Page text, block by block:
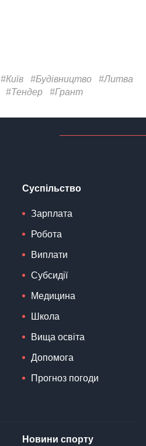
#Київ #Будівництво
#Литва
#Тендер #Грант
Суспільство
Зарплата
Робота
Виплати
Субсидії
Медицина
Школа
Вища освіта
Допомога
Прогноз погоди
Новини спорту